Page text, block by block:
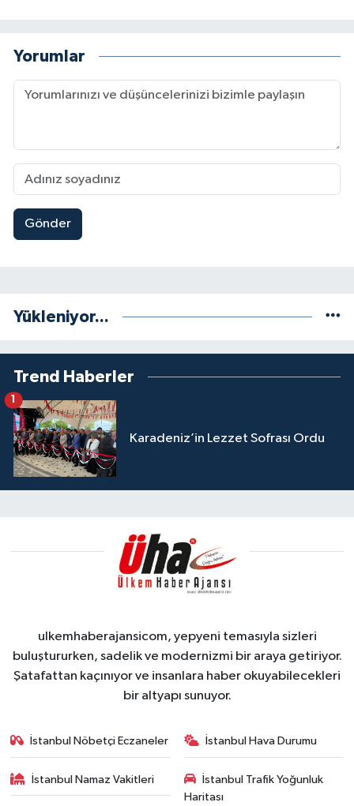
Yorumlar
Gönder
Yükleniyor...
Trend Haberler
Karadeniz’in Lezzet Sofrası Ordu
1
ulkemhaberajansicom, yepyeni temasıyla sizleri
buluştururken, sadelik ve modernizmi bir araya getiriyor.
Şatafattan kaçınıyor ve insanlara haber okuyabilecekleri
bir altyapı sunuyor.
İstanbul Nöbetçi Eczaneler İstanbul Hava Durumu
İstanbul Namaz Vakitleri
İstanbul Trafik Yoğunluk
Haritası